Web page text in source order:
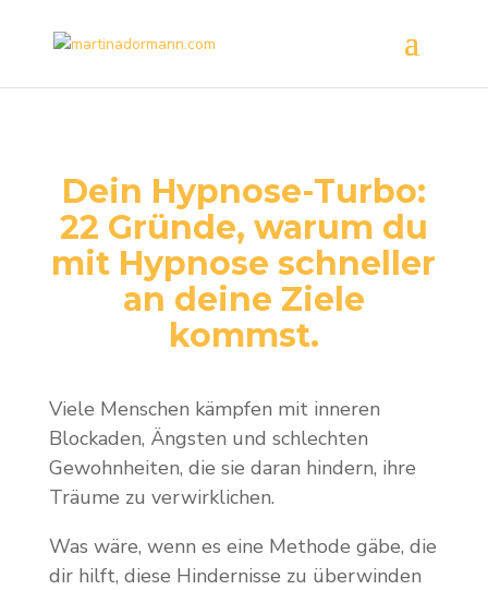
Dein Hypnose-Turbo:
22 Gründe, warum du
mit Hypnose schneller
an deine Ziele
kommst.
Viele Menschen kämpfen mit inneren
Blockaden, Ängsten und schlechten
Gewohnheiten, die sie daran hindern, ihre
Träume zu verwirklichen.
Was wäre, wenn es eine Methode gäbe, die
dir hilft, diese Hindernisse zu überwinden